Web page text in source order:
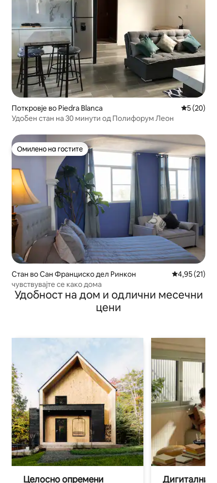
Поткровје во Piedra Blanca Просечна
5 (20)
Удобен стан на 30 минути од Полифорум Леон
Омилено на гостите
Омилено на гостите
Стан во Сан Франциско дел Ринкон Просечна
4,95 (21)
чувствувајте се како дома
Удобност на дом и одлични месечни
цени
Целосно опремени Дигитални